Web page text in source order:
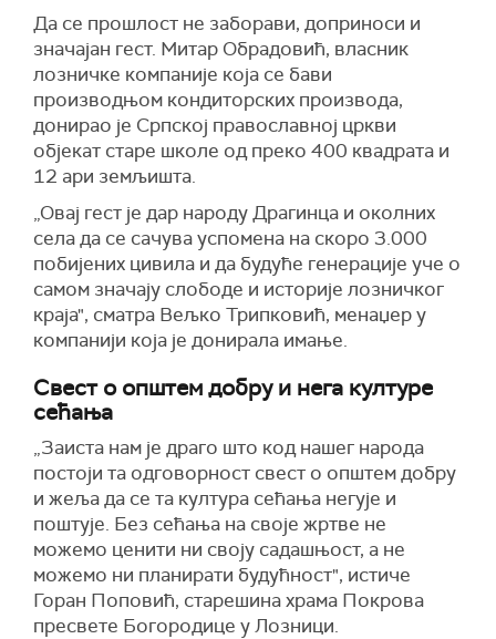
Да се прошлост не заборави, доприноси и
значајан гест. Митар Обрадовић, власник
лозничке компаније која се бави
производњом кондиторских производа,
донирао је Српској православној цркви
објекат старе школе од преко 400 квадрата и
12 ари земљишта.
„Овај гест је дар народу Драгинца и околних
села да се сачува успомена на скоро 3.000
побијених цивила и да будуће генерације уче о
самом значају слободе и историје лозничког
краја", сматра Вељко Трипковић, менаџер у
компанији која је донирала имање.
Свест о општем добру и нега културе
сећања
„Заиста нам је драго што код нашег народа
постоји та одговорност свест о општем добру
и жеља да се та култура сећања негује и
поштује. Без сећања на своје жртве не
можемо ценити ни своју садашњост, а не
можемо ни планирати будућност", истиче
Горан Поповић, старешина храма Покрова
пресвете Богородице у Лозници.